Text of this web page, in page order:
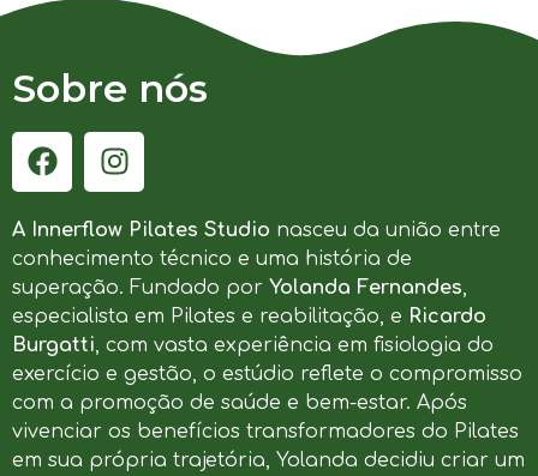
Sobre nós
A Innerflow Pilates Studio nasceu da união entre
conhecimento técnico e uma história de
superação. Fundado por Yolanda Fernandes,
especialista em Pilates e reabilitação, e Ricardo
Burgatti, com vasta experiência em fisiologia do
exercício e gestão, o estúdio reflete o compromisso
com a promoção de saúde e bem-estar. Após
vivenciar os benefícios transformadores do Pilates
em sua própria trajetória, Yolanda decidiu criar um